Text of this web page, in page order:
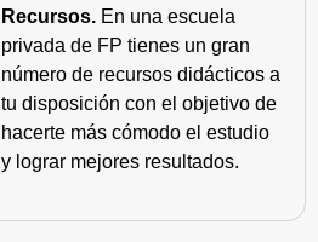
Recursos. En una escuela
privada de FP tienes un gran
número de recursos didácticos a
tu disposición con el objetivo de
hacerte más cómodo el estudio
y lograr mejores resultados.